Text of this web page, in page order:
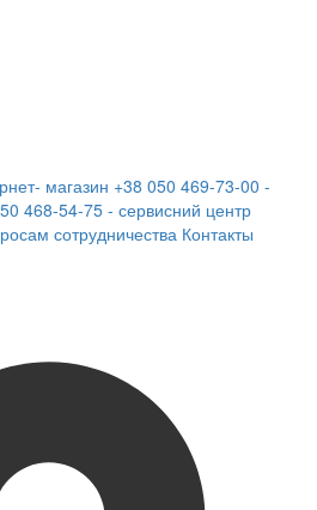
магазин +38 050 469-73-00 -
468-54-75 - сервисний центр
сотрудничества Контакты